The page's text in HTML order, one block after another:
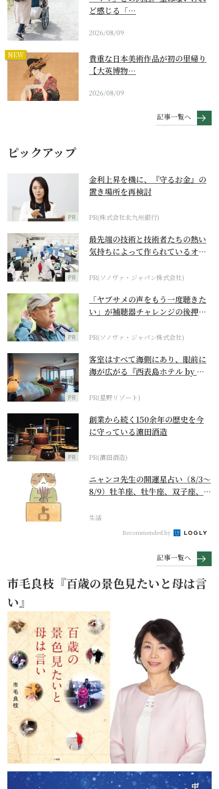
ど感じる「…
2026/08/09
NEW
貴重な日本美術作品が初の里帰り
【大英博物…
2026/08/09
記事一覧へ
ピックアップ
PR
金利上昇を機に、『守るお金』の
置き場所を再検討
PR(株式会社北九州銀行)
PR
最先端の技術と技術者たちの熱い
気持ちによって作られているオー
PR(ソノヴァ・ジャパン株式会社)
PR
「ヤブサメの声をもう一度聴きた
い」が補聴器チャレンジの後押し
PR(ソノヴァ・ジャパン株式会社)
PR
客室はすべて海側にあり、眼前に
海が広がる『西表島ホテル by 星
PR(星野リゾート)
PR
創業から続く150余年の歴史を今
に守っている濵田酒造
PR(濵田酒造)
ニャンコ先生の開運星占い（8/3～
8/9）牡羊座、牡牛座、双子座、蟹
生活
Recommended by
記事一覧へ
市毛良枝『百歳の景色見たいと母は言
い』